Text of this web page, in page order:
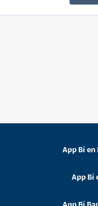
App Bi
App Bi
App Bi